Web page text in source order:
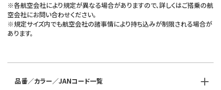
※各航空会社により規定が異なる場合がありますので、詳しくはご搭乗の航
空会社にお問い合わせください。
※規定サイズ内でも航空会社の諸事情により持ち込みが制限される場合が
あります。
品番／カラー／JANコード一覧